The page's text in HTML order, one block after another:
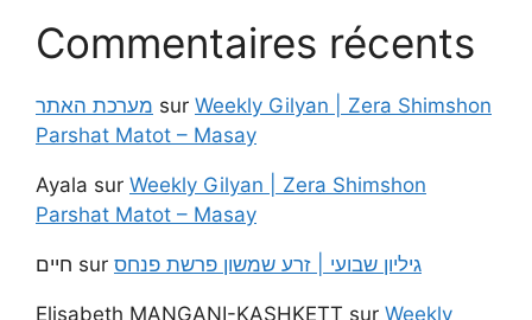
Commentaires récents
מערכת האתר sur Weekly Gilyan | Zera Shimshon
Parshat Matot – Masay
Ayala sur Weekly Gilyan | Zera Shimshon
Parshat Matot – Masay
חיים sur גיליון שבועי | זרע שמשון פרשת פנחס
Elisabeth MANGANI-KASHKETT sur Weekly